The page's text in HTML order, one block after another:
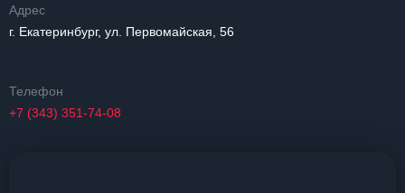
Адрес
г. Екатеринбург, ул. Первомайская, 56
Телефон
+7 (343) 351-74-08